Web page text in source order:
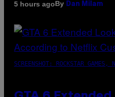
5 hours agoBy Dan Milam
SCREENSHOT: ROCKSTAR GAMES,